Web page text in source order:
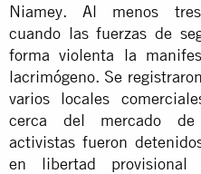
Niamey. Al menos
cuando las fuerzas de
forma violenta la
lacrimógeno. Se
varios locales
cerca del mercado
activistas fueron
en libertad